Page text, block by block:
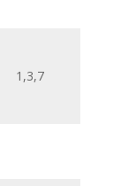
1,3,7